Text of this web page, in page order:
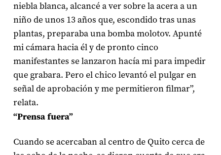
niebla blanca, alcancé a ver sobre la acera a un
niño de unos 13 años que, escondido tras unas
plantas, preparaba una bomba molotov. Apunté
mi cámara hacia él y de pronto cinco
manifestantes se lanzaron hacía mi para impedir
que grabara. Pero el chico levantó el pulgar en
señal de aprobación y me permitieron filmar”,
relata.
“Prensa fuera”
Cuando se acercaban al centro de Quito cerca de